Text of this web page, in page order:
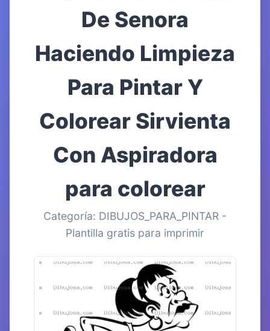
De Senora
Haciendo Limpieza
Para Pintar Y
Colorear Sirvienta
Con Aspiradora
para colorear
Categoría: DIBUJOS_PARA_PINTAR -
Plantilla gratis para imprimir